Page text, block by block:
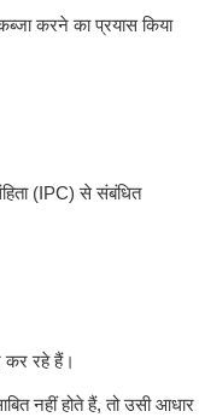
करने का प्रयास किया
(IPC) से संबंधित
कर रहे हैं।
नहीं होते हैं, तो उसी आधार